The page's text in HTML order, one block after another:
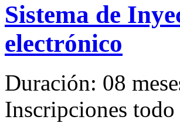
Sistema de
electrónico
Duración: 08
Inscripciones